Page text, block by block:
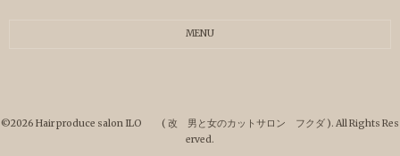
MENU
©2026 Hair produce salon ILO ( 改 男と女のカットサロン フクダ ). All Rights Res
erved.